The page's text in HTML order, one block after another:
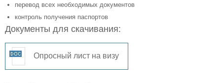
перевод всех необходимых документов
контроль получения паспортов
Документы для скачивания:
Опросный лист на визу